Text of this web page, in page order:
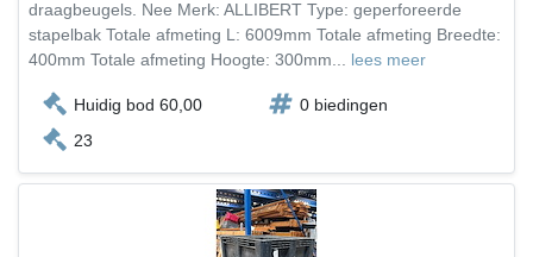
draagbeugels. Nee Merk: ALLIBERT Type: geperforeerde
stapelbak Totale afmeting L: 6009mm Totale afmeting Breedte:
400mm Totale afmeting Hoogte: 300mm... lees meer
Huidig bod 60,00
0 biedingen
23